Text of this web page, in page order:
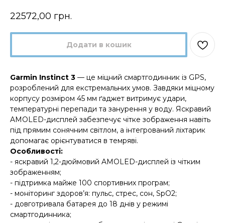
22572,00 грн.
Додати в кошик
Garmin Instinct 3 — це міцний смартгодинник із GPS,
розроблений для екстремальних умов. Завдяки міцному
корпусу розміром 45 мм ґаджет витримує удари,
температурні перепади та занурення у воду. Яскравий
AMOLED-дисплей забезпечує чітке зображення навіть
під прямим сонячним світлом, а інтегрований ліхтарик
допомагає орієнтуватися в темряві.
Особливості:
- яскравий 1,2-дюймовий AMOLED-дисплей із чітким
зображенням;
- підтримка майже 100 спортивних програм;
- моніторинг здоров’я: пульс, стрес, сон, SpO2;
- довготривала батарея до 18 днів у режимі
смартгодинника;